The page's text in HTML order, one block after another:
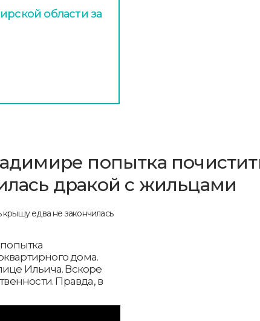
области за
попытка
дракой с жильцами
дома.
Ильича. Вскоре
Правда, в